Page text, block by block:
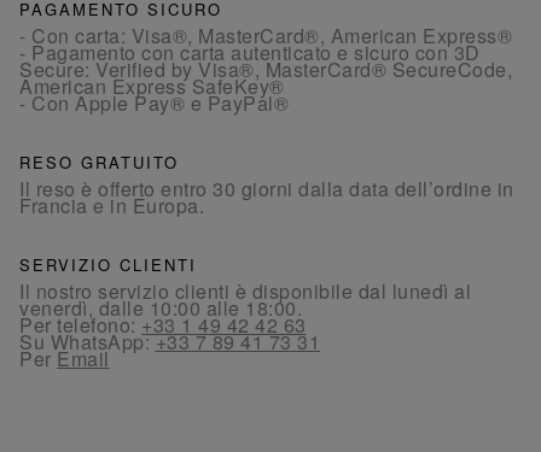
PAGAMENTO SICURO
- Con carta: Visa®, MasterCard®, American Express®
- Pagamento con carta autenticato e sicuro con 3D
Secure: Verified by Visa®, MasterCard® SecureCode,
American Express SafeKey®
- Con Apple Pay® e PayPal®
RESO GRATUITO
Il reso è offerto entro 30 giorni dalla data dell’ordine in
Francia e in Europa.
SERVIZIO CLIENTI
Il nostro servizio clienti è disponibile dal lunedì al
venerdì, dalle 10:00 alle 18:00.
Per telefono:+33 1 49 42 42 63
Su WhatsApp:+33 7 89 41 73 31
PerEmail